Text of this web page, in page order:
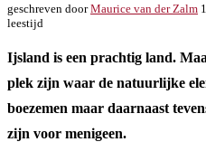
geschreven doorMaurice van der Zalm
leestijd
Ijsland is een prachtig land.
plek zijn waar de natuurlijke
boezemen maar daarnaast
zijn voor menigeen.